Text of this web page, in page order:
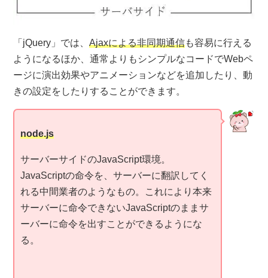
「jQuery」では、Ajaxによる非同期通信も容易に行える
ようになるほか、通常よりもシンプルなコードでWebペ
ージに演出効果やアニメーションなどを追加したり、動
きの設定をしたりすることができます。
node.js
サーバーサイドのJavaScript環境。
JavaScriptの命令を、サーバーに翻訳してく
れる中間業者のようなもの。これにより本来
サーバーに命令できないJavaScriptのままサ
ーバーに命令を出すことができるようにな
る。